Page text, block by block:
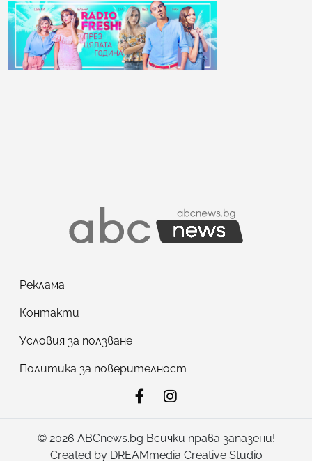
Реклама
Контакти
Условия за ползване
Политика за поверителност
© 2026 ABCnews.bg Всички права запазени!
Created by DREAMmedia Creative Studio